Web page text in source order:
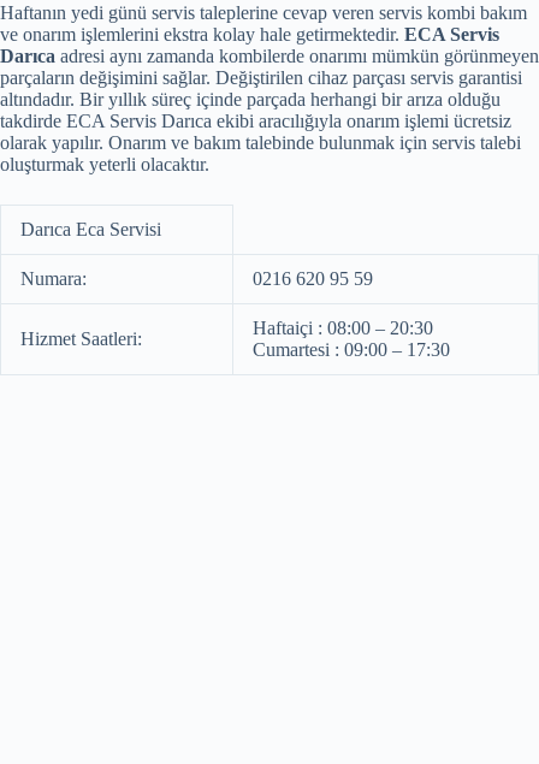
Haftanın yedi günü servis taleplerine cevap veren servis kombi bakım
ve onarım işlemlerini ekstra kolay hale getirmektedir. ECA Servis
Darıca adresi aynı zamanda kombilerde onarımı mümkün görünmeyen
parçaların değişimini sağlar. Değiştirilen cihaz parçası servis garantisi
altındadır. Bir yıllık süreç içinde parçada herhangi bir arıza olduğu
takdirde ECA Servis Darıca ekibi aracılığıyla onarım işlemi ücretsiz
olarak yapılır. Onarım ve bakım talebinde bulunmak için servis talebi
oluşturmak yeterli olacaktır.
Darıca Eca Servisi
Numara: 0216 620 95 59
Hizmet Saatleri:
Haftaiçi : 08:00 – 20:30
Cumartesi : 09:00 – 17:30